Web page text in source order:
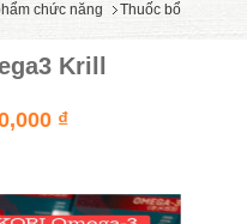
chức năng Thuốc bổ
Krill
₫